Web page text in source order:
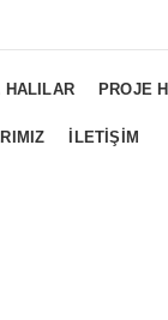
HALILAR PROJE
İLETIŞIM